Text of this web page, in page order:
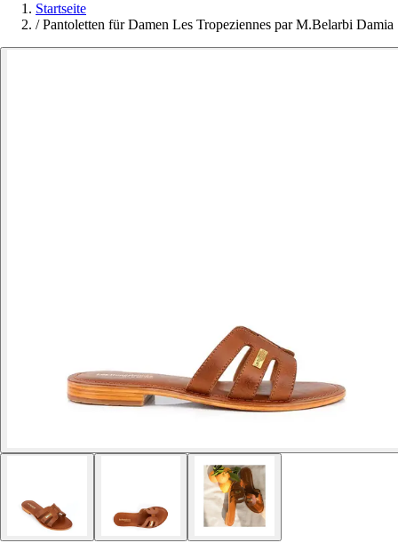
Startseite
/ Pantoletten für Damen Les Tropeziennes par M.Belarbi Damia